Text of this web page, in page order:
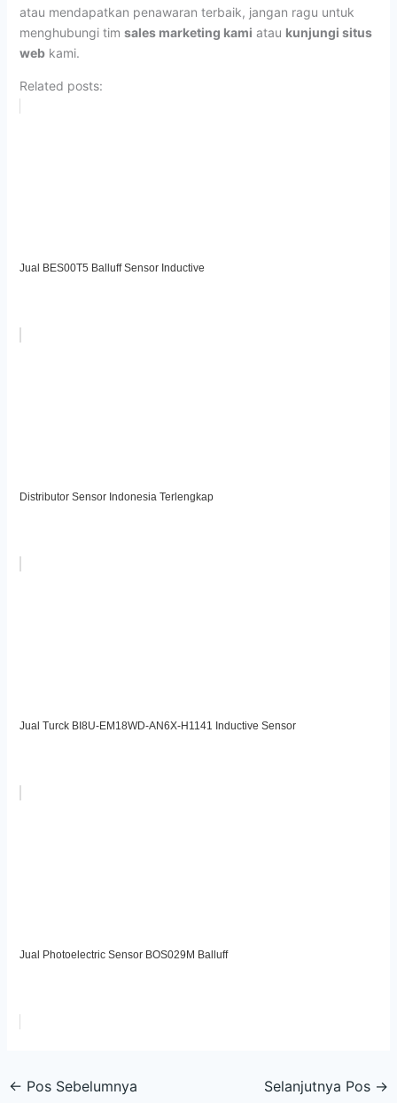
atau mendapatkan penawaran terbaik, jangan ragu untuk
menghubungi tim sales marketing kami atau kunjungi situs
webkami.
Related posts:
Jual BES00T5 Balluff Sensor Inductive
Distributor Sensor Indonesia Terlengkap
Jual Turck BI8U-EM18WD-AN6X-H1141 Inductive Sensor
Jual Photoelectric Sensor BOS029M Balluff
← Pos Sebelumnya Selanjutnya Pos →